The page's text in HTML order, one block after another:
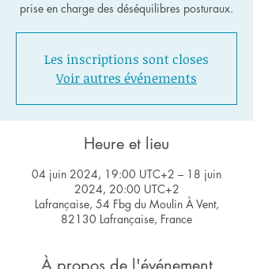
Les inscriptions sont closes
Voir autres événements
Heure et lieu
04 juin 2024, 19:00 UTC+2 – 18 juin
2024, 20:00 UTC+2
Lafrançaise, 54 Fbg du Moulin À Vent,
82130 Lafrançaise, France